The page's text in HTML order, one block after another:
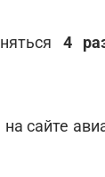
4
сайте